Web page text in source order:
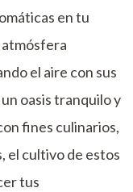
en tu
el aire con sus
oasis tranquilo y
fines culinarios,
el cultivo de estos
tus